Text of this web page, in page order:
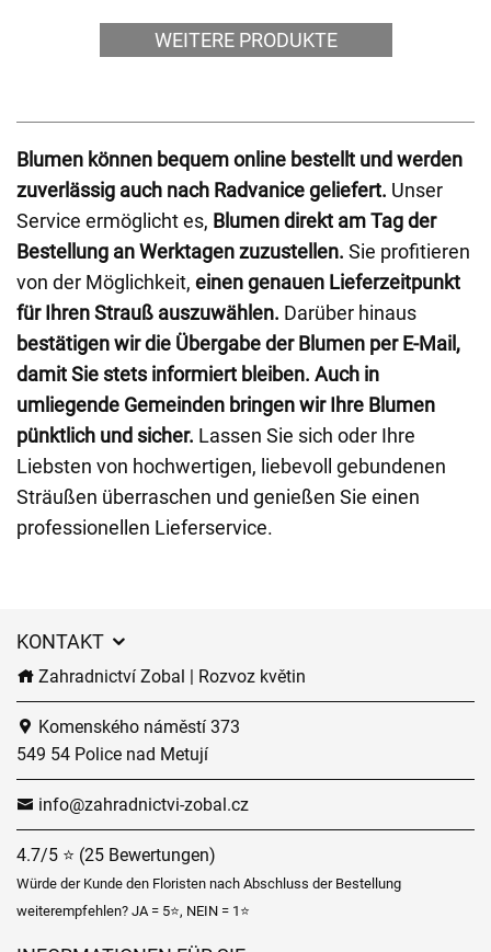
WEITERE PRODUKTE
Blumen können bequem online bestellt und werden
zuverlässig auch nach Radvanice geliefert. Unser
Service ermöglicht es, Blumen direkt am Tag der
Bestellung an Werktagen zuzustellen. Sie profitieren
von der Möglichkeit, einen genauen Lieferzeitpunkt
für Ihren Strauß auszuwählen. Darüber hinaus
bestätigen wir die Übergabe der Blumen per E-Mail,
damit Sie stets informiert bleiben. Auch in
umliegende Gemeinden bringen wir Ihre Blumen
pünktlich und sicher. Lassen Sie sich oder Ihre
Liebsten von hochwertigen, liebevoll gebundenen
Sträußen überraschen und genießen Sie einen
professionellen Lieferservice.
KONTAKT
Zahradnictví Zobal | Rozvoz květin
Komenského náměstí 373
549 54 Police nad Metují
info@zahradnictvi-zobal.cz
4.7/5 ⭐ (25 Bewertungen)
Würde der Kunde den Floristen nach Abschluss der Bestellung
weiterempfehlen? JA = 5⭐, NEIN = 1⭐